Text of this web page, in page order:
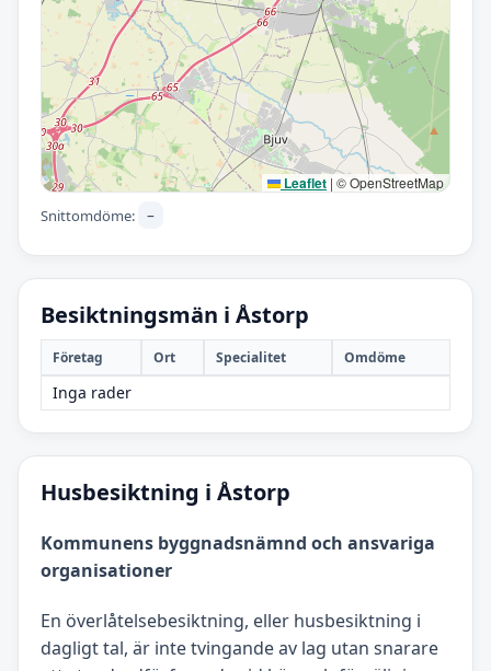
Leaflet | © OpenStreetMap
Snittomdöme: –
Besiktningsmän i Åstorp
Företag Ort Specialitet Omdöme
Inga rader
Husbesiktning i Åstorp
Kommunens byggnadsnämnd och ansvariga
organisationer
En överlåtelsebesiktning, eller husbesiktning i
dagligt tal, är inte tvingande av lag utan snarare